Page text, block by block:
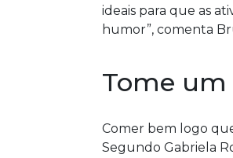
ideais para que as
humor”, comenta
Tome
Comer bem logo
Segundo Gabriela